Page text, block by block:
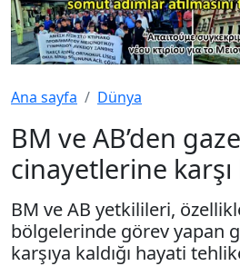
Ana sayfa Dünya
BM ve AB’den
cinayetlerine karşı
BM ve AB yetkilileri,
bölgelerinde görev yapan
karşıya kaldığı hayati